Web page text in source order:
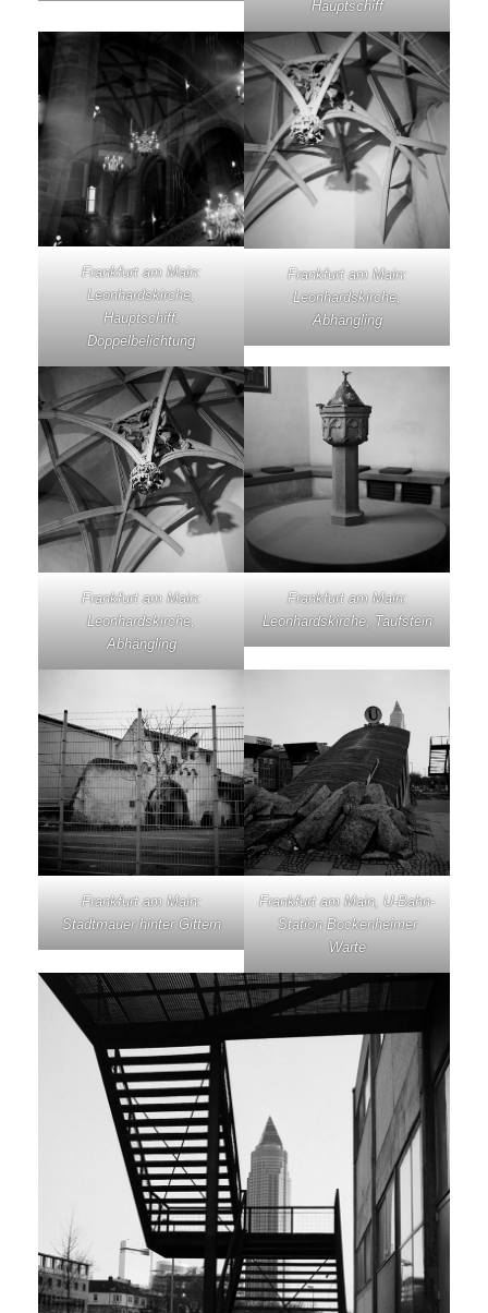
Hauptschiff
Frankfurt am Main:
Leonhardskirche,
Hauptschiff,
Doppelbelichtung
Frankfurt am Main:
Leonhardskirche,
Abhängling
Frankfurt am Main:
Leonhardskirche,
Abhängling
Frankfurt am Main:
Leonhardskirche, Taufstein
Frankfurt am Main:
Stadtmauer hinter Gittern
Frankfurt am Main, U-Bahn-
Station Bockenheimer
Warte